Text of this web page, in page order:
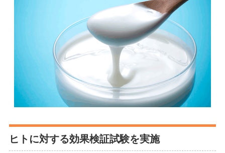
ヒトに対する効果検証試験を実施